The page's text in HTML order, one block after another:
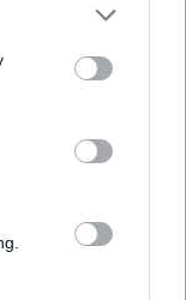
or more Google
You may click to
party tags to
in below Google
Lakatos úti
a Dolgozó utca,
a Profunda Bau.
parkolók
tartják a